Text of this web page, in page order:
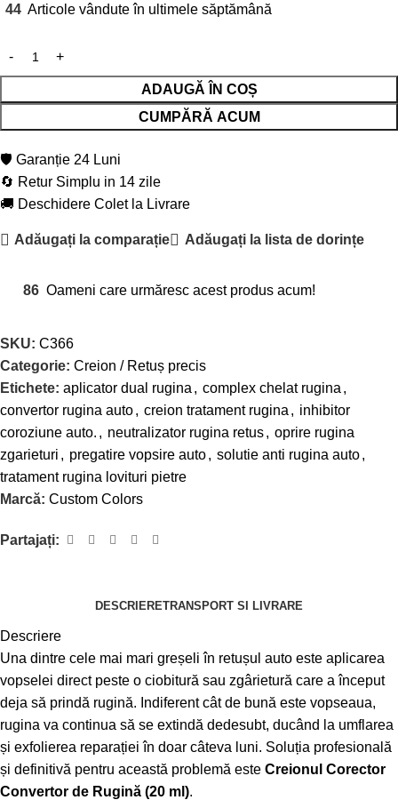
44 Articole vândute în ultimele săptămână
ADAUGĂ ÎN COȘ
CUMPĂRĂ ACUM
🛡️ Garanție 24 Luni
🔄 Retur Simplu in 14 zile
🚚 Deschidere Colet la Livrare
Adăugați la comparație Adăugați la lista de dorințe
86 Oameni care urmăresc acest produs acum!
SKU: C366
Categorie: Creion / Retuș precis
Etichete: aplicator dual rugina , complex chelat rugina ,
convertor rugina auto, creion tratament rugina , inhibitor
coroziune auto. , neutralizator rugina retus, oprire rugina
zgarieturi , pregatire vopsire auto, solutie anti rugina auto,
tratament rugina lovituri pietre
Marcă: Custom Colors
Partajați:
DESCRIERETRANSPORT SI LIVRARE
Descriere
Una dintre cele mai mari greșeli în retușul auto este aplicarea
vopselei direct peste o ciobitură sau zgârietură care a început
deja să prindă rugină. Indiferent cât de bună este vopseaua,
rugina va continua să se extindă dedesubt, ducând la umflarea
și exfolierea reparației în doar câteva luni. Soluția profesională
și definitivă pentru această problemă este Creionul Corector
Convertor de Rugină (20 ml).